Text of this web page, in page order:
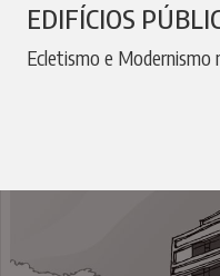
EDIFÍCIOS
Ecletismo e